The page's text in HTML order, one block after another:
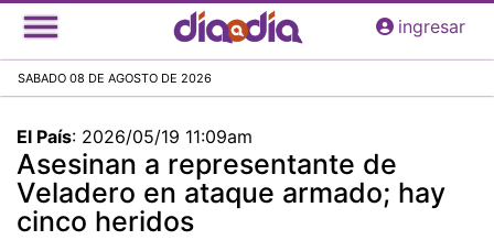
Pasar
al
principal
ingresar
SABADO 08 DE AGOSTO DE 2026
El País: 2026/05/19 11:09am
Asesinan a representante de
Veladero en ataque armado; hay
cinco heridos